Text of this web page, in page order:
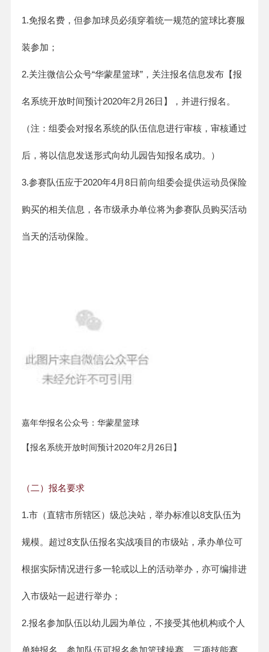
1.免报名费，但参加球员必须穿着统一规范的篮球比赛服
装参加；
2.关注微信公众号“华蒙星篮球”，关注报名信息发布【报
名系统开放时间预计2020年2月26日】，并进行报名。
（注：组委会对报名系统的队伍信息进行审核，审核通过
后，将以信息发送形式向幼儿园告知报名成功。）
3.参赛队伍应于2020年4月8日前向组委会提供运动员保险
购买的相关信息，各市级承办单位将为参赛队员购买活动
当天的活动保险。
嘉年华报名公众号：华蒙星篮球
【报名系统开放时间预计2020年2月26日】
（二）报名要求
1.市（直辖市所辖区）级总决站，举办标准以8支队伍为
规模。超过8支队伍报名实战项目的市级站，承办单位可
根据实际情况进行多一轮或以上的活动举办，亦可编排进
入市级站一起进行举办；
2.报名参加队伍以幼儿园为单位，不接受其他机构或个人